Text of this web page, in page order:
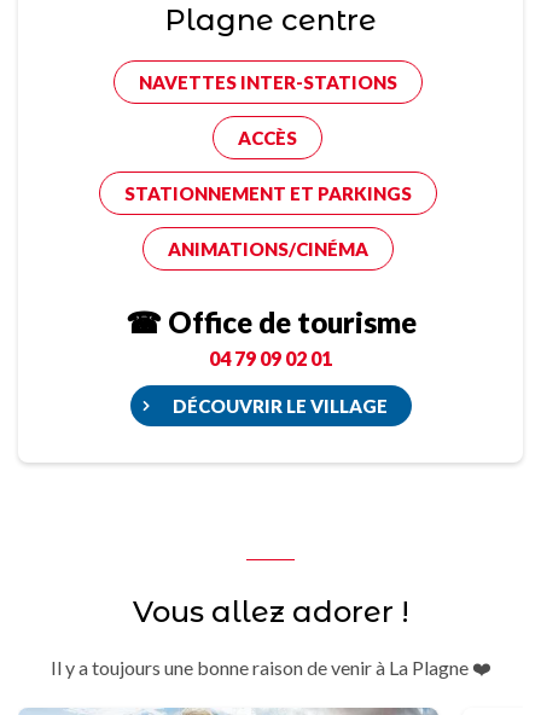
Plagne centre
NAVETTES INTER-STATIONS
ACCÈS
STATIONNEMENT ET PARKINGS
ANIMATIONS/CINÉMA
☎ Office de tourisme
04 79 09 02 01
DÉCOUVRIR LE VILLAGE
Vous allez adorer !
Il y a toujours une bonne raison de venir à La Plagne ❤️